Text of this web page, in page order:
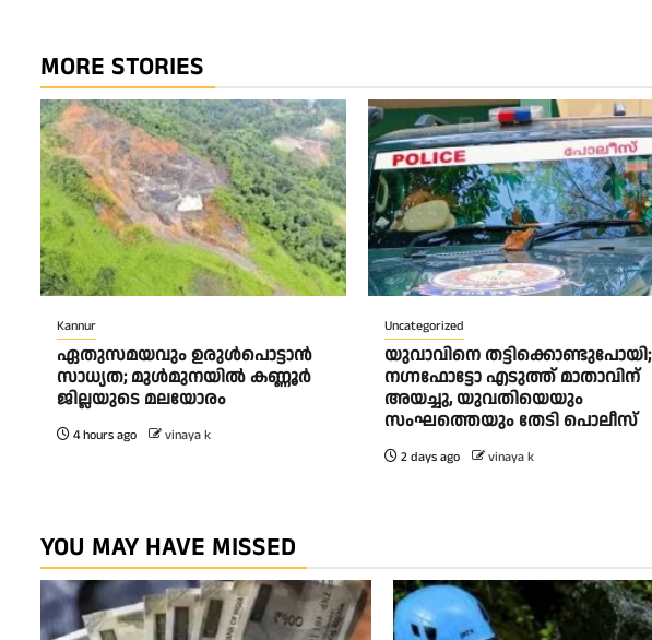
MORE STORIES
Kannur
ഏതുസമയവും ഉരുൾപൊട്ടാൻ
സാധ്യത; മുൾമുനയിൽ കണ്ണൂർ
ജില്ലയുടെ മലയോരം
4 hours ago vinaya k
Uncategorized
യുവാവിനെ തട്ടിക്കൊണ്ടുപോയി;
നഗ്നഫോട്ടോ എടുത്ത് മാതാവിന്
അയച്ചു, യുവതിയെയും
സംഘത്തെയും തേടി പൊലീസ്
2 days ago vinaya k
YOU MAY HAVE MISSED